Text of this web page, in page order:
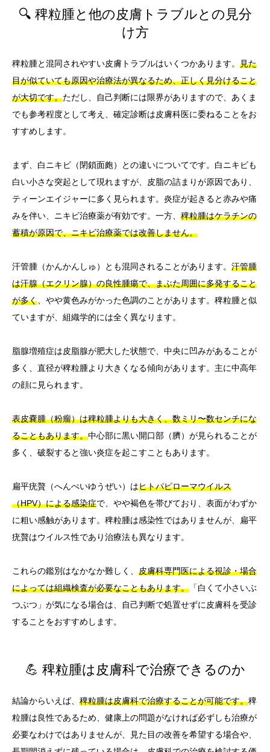
🔍 稗粒腫と他の皮膚トラブルとの見分
け方
稗粒腫と混同されやすい皮膚トラブルはいくつかあります。 見た
目が似ていても原因や治療法が異なるため、正しく見分けること
が大切です。ただし、自己判断には限界がありますので、あくま
でも参考程度として考え、確定診断は皮膚科医に委ねることをお
すすめします。
まず、白ニキビ（閉鎖面皰）との違いについてです。白ニキビも
白い小さな突起として現れますが、皮脂の詰まりが原因であり、
ティーンエイジャーに多く見られます。炎症が起きると赤みや痛
みを伴い、ニキビ治療薬が有効です。一方、 稗粒腫はケラチンの
蓄積が原因で、ニキビ治療薬では改善しません。
汗管腫（かんかんしゅ）とも混同されることがあります。 汗管腫
は汗腺（エクリン腺）の良性腫瘍で、まぶた周囲に多発すること
が多く、やや黄色みがかった色調のことがあります。稗粒腫と似
ていますが、組織学的には全く異なります。
脂腺増殖症は皮脂腺が肥大した状態で、中央に凹みがあることが
多く、直径が稗粒腫より大きくなる傾向があります。主に中高年
の顔に見られます。
表皮嚢腫（粉瘤）は稗粒腫よりも大きく、数ミリ〜数センチにな
ることもあります。中心部に黒い開口部（臍）が見られることが
多く、破裂すると強い炎症を起こすこともあります。
扁平疣贅（へんぺいゆうぜい）はヒトパピローマウイルス
（HPV）による感染症で、やや褐色を帯びており、表面がわずか
に粗い感触があります。稗粒腫は感染性ではありませんが、扁平
疣贅はウイルス性であり治療法も異なります。
これらの鑑別はなかなか難しく、 皮膚科専門医による視診・場合
によっては組織検査が必要なこともあります。 「白くて小さいぶ
つぶつ」が気になる場合は、自己判断で処置せずに皮膚科を受診
することをおすすめします。
💪 稗粒腫は皮膚科で治療できるのか
結論からいえば、 稗粒腫は皮膚科で治療することが可能です。稗
粒腫は良性であるため、健康上の問題がなければ必ずしも治療が
必要なわけではありませんが、見た目の改善を希望する場合や、